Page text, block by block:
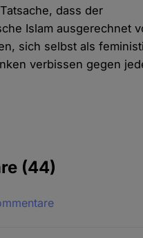
dass der
Islam ausgerechnet
sich selbst als
verbissen gegen
(44)